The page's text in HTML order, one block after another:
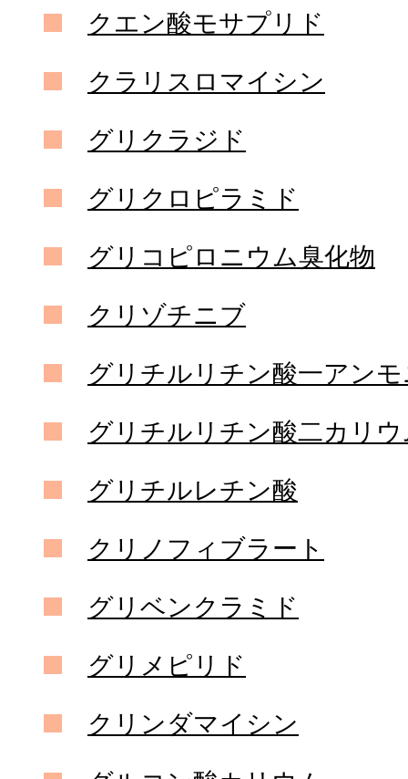
クエン酸モサプリド
クラリスロマイシン
グリクラジド
グリクロピラミド
グリコピロニウム臭化物
クリゾチニブ
グリチルリチン酸一アン
グリチルリチン酸二カリ
グリチルレチン酸
クリノフィブラート
グリベンクラミド
グリメピリド
クリンダマイシン